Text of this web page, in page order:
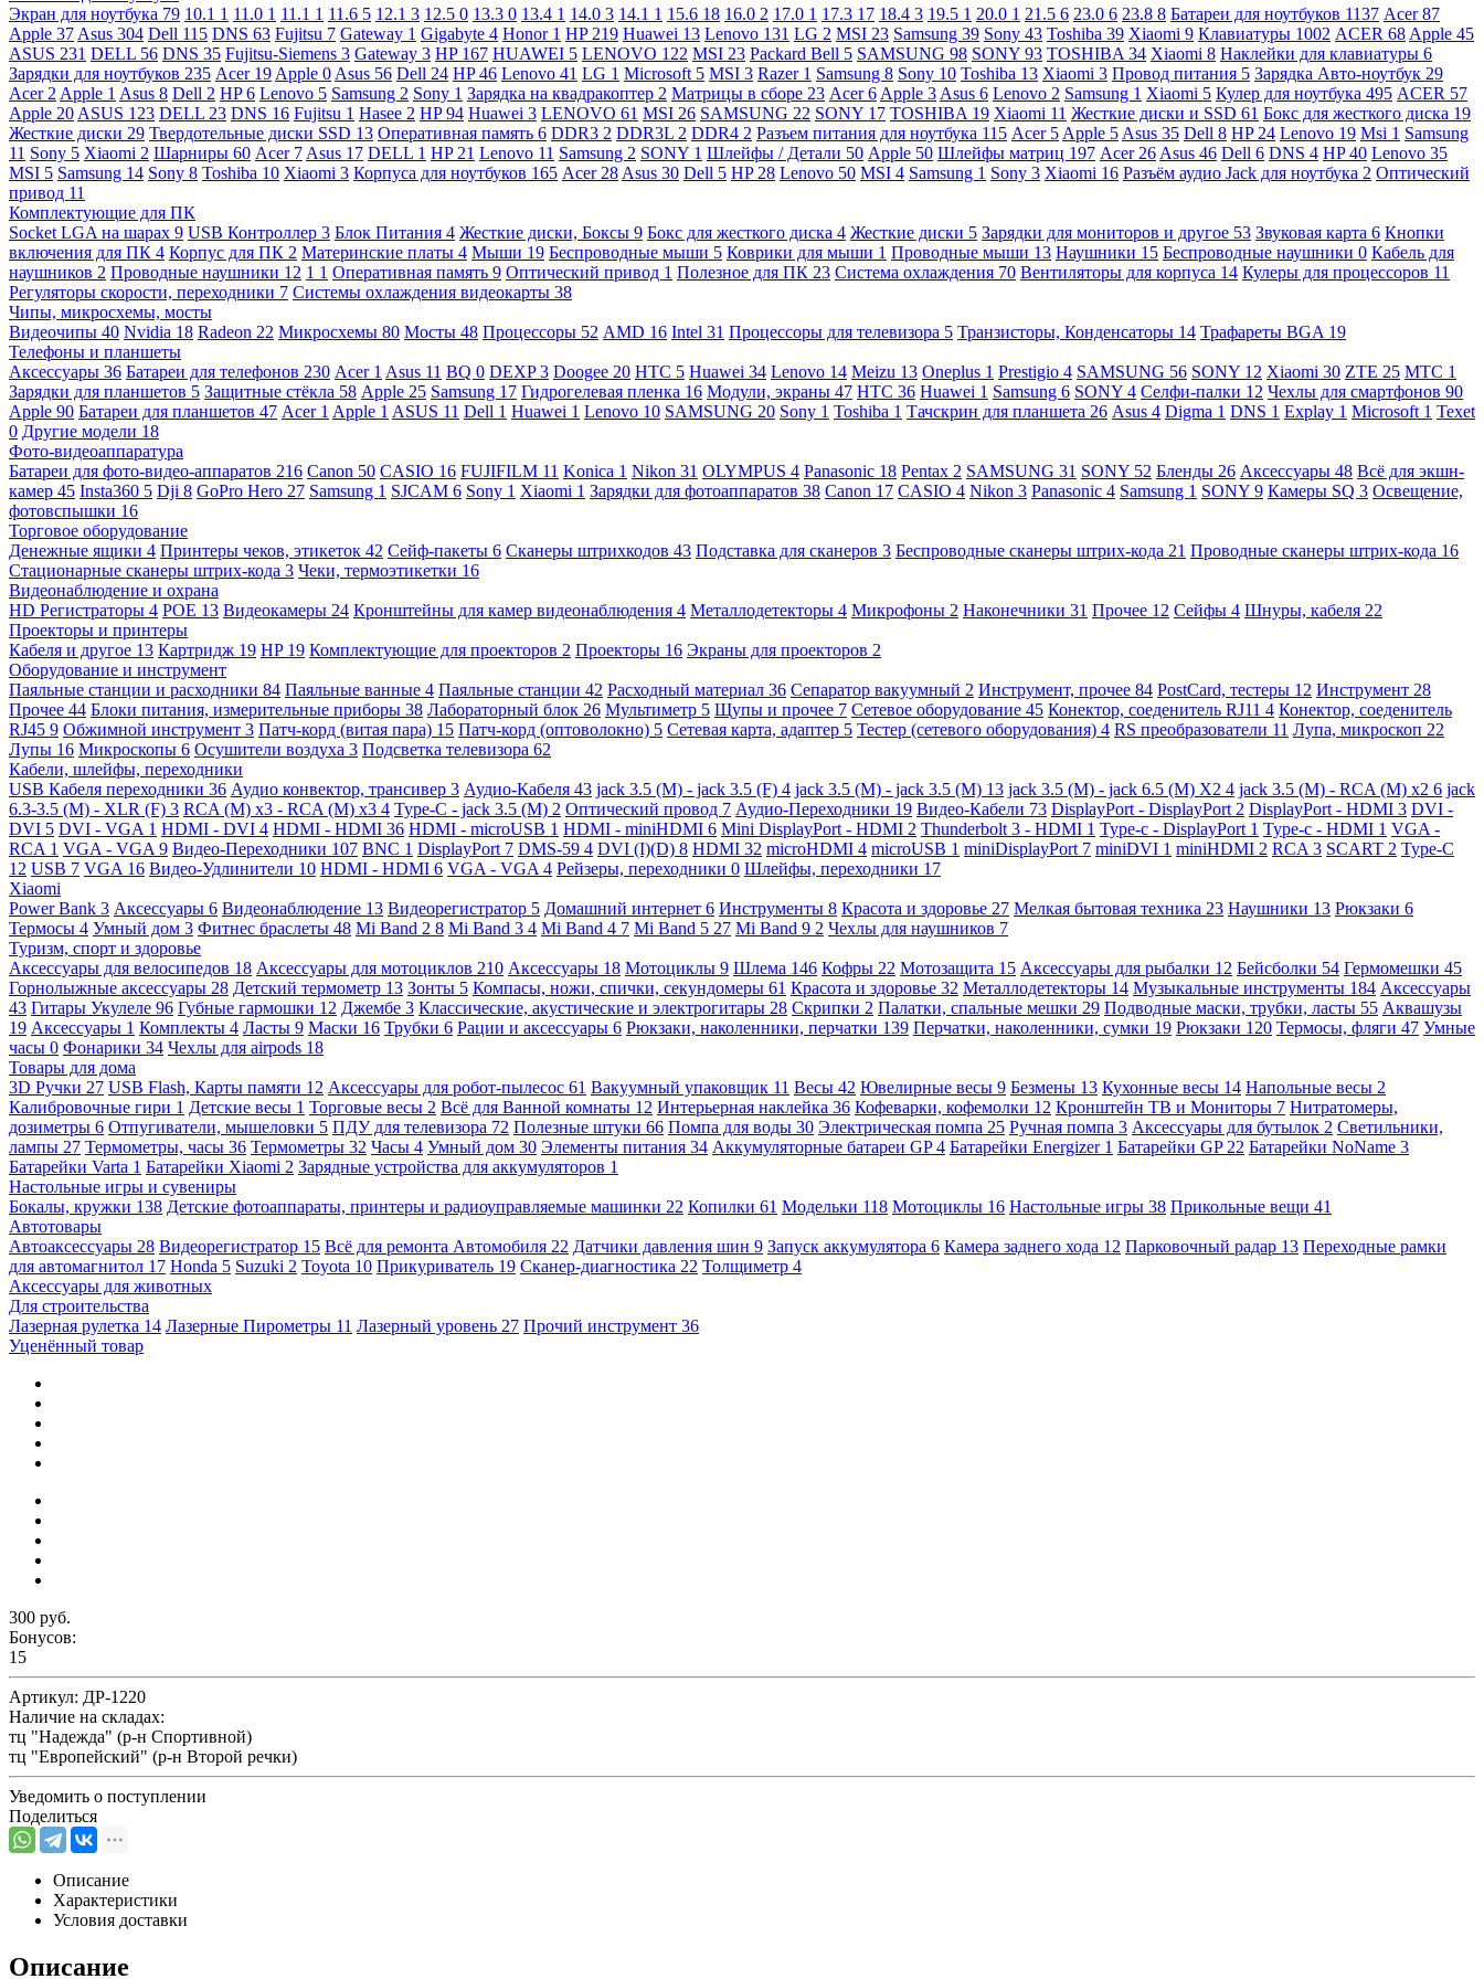
Экран для ноутбука 79 10.1 1 11.0 1 11.1 1 11.6 5 12.1 3 12.5 0 13.3 0 13.4 1 14.0 3 14.1 1 15.6 18 16.0 2 17.0 1 17.3 17 18.4 3 19.5 1 20.0 1 21.5 6 23.0 6 23.8 8 Батареи для ноутбуков 1137 Acer87
Apple 37 Asus 304 Dell 115 DNS 63 Fujitsu 7 Gateway 1 Gigabyte 4 Honor 1 HP 219 Huawei 13 Lenovo 131 LG 2 MSI 23 Samsung 39 Sony 43 Toshiba 39 Xiaomi 9 Клавиатуры 1002 ACER 68 Apple 45
ASUS 231 DELL 56 DNS 35 Fujitsu-Siemens 3 Gateway 3 HP 167 HUAWEI 5 LENOVO 122 MSI 23 Packard Bell 5 SAMSUNG 98 SONY 93 TOSHIBA 34 Xiaomi 8 Наклейки для клавиатуры 6
Зарядки для ноутбуков 235 Acer 19 Apple 0 Asus 56 Dell 24 HP46 Lenovo 41 LG 1 Microsoft 5 MSI 3 Razer 1 Samsung 8 Sony 10 Toshiba 13 Xiaomi 3 Провод питания 5 Зарядка Авто-ноутбук 29
Acer 2 Apple 1 Asus 8 Dell 2 HP6 Lenovo 5 Samsung 2 Sony 1 Зарядка на квадракоптер 2 Матрицы в сборе 23 Acer6 Apple 3 Asus 6 Lenovo 2 Samsung 1 Xiaomi 5 Кулер для ноутбука 495 ACER 57
Apple 20 ASUS 123 DELL 23 DNS 16 Fujitsu 1 Hasee 2 HP94 Huawei 3 LENOVO 61 MSI 26 SAMSUNG 22 SONY 17 TOSHIBA 19 Xiaomi 11 Жесткие диски и SSD 61 Бокс для жесткого диска 19
Жесткие диски 29 Твердотельные диски SSD 13 Оперативная память 6 DDR3 2 DDR3L 2 DDR4 2 Разъем питания для ноутбука 115 Acer 5 Apple 5 Asus 35 Dell 8 HP 24 Lenovo 19 Msi 1 Samsung
11 Sony 5 Xiaomi 2 Шарниры 60 Acer 7 Asus 17 DELL 1 HP 21 Lenovo 11 Samsung 2 SONY 1 Шлейфы / Детали 50 Apple 50 Шлейфы матриц 197 Acer 26 Asus 46 Dell 6 DNS 4 HP40 Lenovo 35
MSI 5 Samsung 14 Sony 8 Toshiba 10 Xiaomi 3 Корпуса для ноутбуков 165 Acer 28 Asus 30 Dell 5 HP 28 Lenovo 50 MSI 4 Samsung 1 Sony 3 Xiaomi 16 Разъём аудио Jack для ноутбука 2 Оптический
привод 11
Комплектующие для ПК
Socket LGA на шарах 9 USB Контроллер 3 Блок Питания 4 Жесткие диски, Боксы 9 Бокс для жесткого диска 4 Жесткие диски 5 Зарядки для мониторов и другое 53 Звуковая карта 6 Кнопки
включения для ПК 4 Корпус для ПК 2 Материнские платы 4 Мыши 19 Беспроводные мыши 5 Коврики для мыши 1 Проводные мыши 13 Наушники 15 Беспроводные наушники 0 Кабель для
наушников 2 Проводные наушники 12 1 1 Оперативная память 9 Оптический привод 1 Полезное для ПК 23 Система охлаждения 70 Вентиляторы для корпуса 14 Кулеры для процессоров 11
Регуляторы скорости, переходники 7 Системы охлаждения видеокарты 38
Чипы, микросхемы, мосты
Видеочипы 40 Nvidia 18 Radeon 22 Микросхемы 80 Мосты 48 Процессоры 52 AMD 16 Intel 31 Процессоры для телевизора 5 Транзисторы, Конденсаторы 14 Трафареты BGA 19
Телефоны и планшеты
Аксессуары 36 Батареи для телефонов 230 Acer 1 Asus 11 BQ 0 DEXP3 Doogee 20 HTC 5 Huawei 34 Lenovo 14 Meizu 13 Oneplus 1 Prestigio 4 SAMSUNG 56 SONY 12 Xiaomi 30 ZTE 25 МТС 1
Зарядки для планшетов 5 Защитные стёкла 58 Apple 25 Samsung 17 Гидрогелевая пленка 16 Модули, экраны 47 HTC 36 Huawei 1 Samsung 6 SONY 4 Селфи-палки 12 Чехлы для смартфонов 90
Apple 90 Батареи для планшетов 47 Acer 1 Apple 1 ASUS 11 Dell 1 Huawei 1 Lenovo 10 SAMSUNG 20 Sony 1 Toshiba 1 Тачскрин для планшета 26 Asus 4 Digma 1 DNS 1 Explay 1 Microsoft 1 Texet
0 Другие модели 18
Фото-видеоаппаратура
Батареи для фото-видео-аппаратов 216 Canon 50 CASIO 16 FUJIFILM 11 Konica 1 Nikon 31 OLYMPUS 4 Panasonic 18 Pentax 2 SAMSUNG 31 SONY 52 Бленды 26 Аксессуары 48 Всё для экшн-
камер 45 Insta360 5 Dji 8 GoPro Hero 27 Samsung 1 SJCAM 6 Sony 1 Xiaomi 1 Зарядки для фотоаппаратов 38 Canon 17 CASIO 4 Nikon 3 Panasonic 4 Samsung 1 SONY 9 Камеры SQ 3 Освещение,
фотовспышки 16
Торговое оборудование
Денежные ящики 4 Принтеры чеков, этикеток 42 Сейф-пакеты 6 Сканеры штрихкодов 43 Подставка для сканеров 3 Беспроводные сканеры штрих-кода 21 Проводные сканеры штрих-кода 16
Стационарные сканеры штрих-кода 3 Чеки, термоэтикетки 16
Видеонаблюдение и охрана
HD Регистраторы 4 POE 13 Видеокамеры 24 Кронштейны для камер видеонаблюдения 4 Металлодетекторы 4 Микрофоны 2 Наконечники 31 Прочее 12 Сейфы 4 Шнуры, кабеля 22
Проекторы и принтеры
Кабеля и другое 13 Картридж 19 HP 19 Комплектующие для проекторов 2 Проекторы 16 Экраны для проекторов 2
Оборудование и инструмент
Паяльные станции и расходники 84 Паяльные ванные 4 Паяльные станции 42 Расходный материал 36 Сепаратор вакуумный 2 Инструмент, прочее 84 PostCard, тестеры 12 Инструмент 28
Прочее 44 Блоки питания, измерительные приборы 38 Лабораторный блок 26 Мультиметр 5 Щупы и прочее 7 Сетевое оборудование 45 Конектор, соеденитель RJ11 4 Конектор, соеденитель
RJ45 9 Обжимной инструмент 3 Патч-корд (витая пара) 15 Патч-корд (оптоволокно) 5 Сетевая карта, адаптер 5 Тестер (сетевого оборудования) 4 RS преобразователи 11 Лупа, микроскоп 22
Лупы 16 Микроскопы 6 Осушители воздуха 3 Подсветка телевизора 62
Кабели, шлейфы, переходники
USB Кабеля переходники 36 Аудио конвектор, трансивер 3 Аудио-Кабеля 43 jack 3.5 (M) - jack 3.5 (F) 4 jack 3.5 (M) - jack 3.5 (M) 13 jack 3.5 (M) - jack 6.5 (M) X2 4 jack 3.5 (M) - RCA (M) x2 6 jack
6.3-3.5 (M) - XLR (F) 3 RCA (M) x3 - RCA (M) x3 4 Type-C - jack 3.5 (M) 2 Оптический провод 7 Аудио-Переходники 19 Видео-Кабели 73 DisplayPort - DisplayPort 2 DisplayPort - HDMI 3 DVI -
DVI 5 DVI - VGA 1 HDMI - DVI 4 HDMI - HDMI 36 HDMI - microUSB 1 HDMI - miniHDMI 6 Mini DisplayPort - HDMI 2 Thunderbolt 3 - HDMI 1 Type-c - DisplayPort 1 Type-c - HDMI 1 VGA -
RCA 1 VGA - VGA 9 Видео-Переходники 107 BNC 1 DisplayPort 7 DMS-59 4 DVI (I)(D) 8 HDMI 32 microHDMI 4 microUSB 1 miniDisplayPort 7 miniDVI 1 miniHDMI 2 RCA 3 SCART 2 Type-C
12 USB 7 VGA 16 Видео-Удлинители 10 HDMI - HDMI 6 VGA - VGA 4 Рейзеры, переходники 0 Шлейфы, переходники 17
Xiaomi
Power Bank 3 Аксессуары 6 Видеонаблюдение 13 Видеорегистратор 5 Домашний интернет 6 Инструменты 8 Красота и здоровье 27 Мелкая бытовая техника 23 Наушники 13 Рюкзаки 6
Термосы 4 Умный дом 3 Фитнес браслеты 48 Mi Band 2 8 Mi Band 3 4 Mi Band 4 7 Mi Band 5 27 Mi Band 9 2 Чехлы для наушников 7
Туризм, спорт и здоровье
Аксессуары для велосипедов 18 Аксессуары для мотоциклов 210 Аксессуары 18 Мотоциклы 9 Шлема 146 Кофры 22 Мотозащита 15 Аксессуары для рыбалки 12 Бейсболки 54 Гермомешки 45
Горнолыжные аксессуары 28 Детский термометр 13 Зонты 5 Компасы, ножи, спички, секундомеры 61 Красота и здоровье 32 Металлодетекторы 14 Музыкальные инструменты 184 Аксессуары
43 Гитары Укулеле 96 Губные гармошки 12 Джембе 3 Классические, акустические и электрогитары 28 Скрипки 2 Палатки, спальные мешки 29 Подводные маски, трубки, ласты 55 Аквашузы
19 Аксессуары 1 Комплекты 4 Ласты 9 Маски 16 Трубки 6 Рации и аксессуары 6 Рюкзаки, наколенники, перчатки 139 Перчатки, наколенники, сумки 19 Рюкзаки 120 Термосы, фляги 47 Умные
часы 0 Фонарики 34 Чехлы для airpods 18
Товары для дома
3D Ручки 27 USB Flash, Карты памяти 12 Аксессуары для робот-пылесос 61 Вакуумный упаковщик 11 Весы 42 Ювелирные весы 9 Безмены 13 Кухонные весы 14 Напольные весы 2
Калибровочные гири 1 Детские весы 1 Торговые весы 2 Всё для Ванной комнаты 12 Интерьерная наклейка 36 Кофеварки, кофемолки 12 Кронштейн ТВ и Мониторы 7 Нитратомеры,
дозиметры 6 Отпугиватели, мышеловки 5 ПДУ для телевизора 72 Полезные штуки 66 Помпа для воды 30 Электрическая помпа 25 Ручная помпа 3 Аксессуары для бутылок 2 Светильники,
лампы 27 Термометры, часы 36 Термометры 32 Часы 4 Умный дом 30 Элементы питания 34 Аккумуляторные батареи GP4 Батарейки Energizer 1 Батарейки GP 22 Батарейки NoName 3
Батарейки Varta 1 Батарейки Xiaomi 2 Зарядные устройства для аккумуляторов 1
Настольные игры и сувениры
Бокалы, кружки 138 Детские фотоаппараты, принтеры и радиоуправляемые машинки 22 Копилки 61 Модельки 118 Мотоциклы 16 Настольные игры 38 Прикольные вещи 41
Автотовары
Автоаксессуары 28 Видеорегистратор 15 Всё для ремонта Автомобиля 22 Датчики давления шин 9 Запуск аккумулятора 6 Камера заднего хода 12 Парковочный радар 13 Переходные рамки
для автомагнитол 17 Honda 5 Suzuki 2 Toyota 10 Прикуриватель 19 Сканер-диагностика 22 Толщиметр 4
Аксессуары для животных
Для строительства
Лазерная рулетка 14 Лазерные Пирометры 11 Лазерный уровень 27 Прочий инструмент 36
Уценённый товар
300 руб.
Бонусов:
15
Артикул: ДР-1220
Наличие на складах:
тц "Надежда" (р-н Спортивной)
тц "Европейский" (р-н Второй речки)
Уведомить о поступлении
Поделиться
Описание
Характеристики
Условия доставки
Описание